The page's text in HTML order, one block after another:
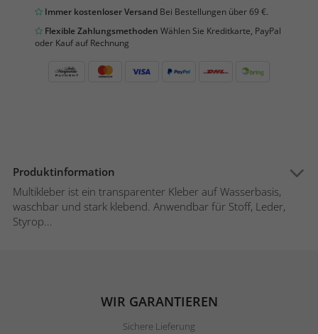
Immer kostenloser Versand Bei Bestellungen über 69 €.
Flexible Zahlungsmethoden Wählen Sie Kreditkarte, PayPal
oder Kauf auf Rechnung
Produktinformation
Multikleber ist ein transparenter Kleber auf Wasserbasis,
waschbar und stark klebend. Anwendbar für Stoff, Leder,
Styrop...
WIR GARANTIEREN
Sichere Lieferung